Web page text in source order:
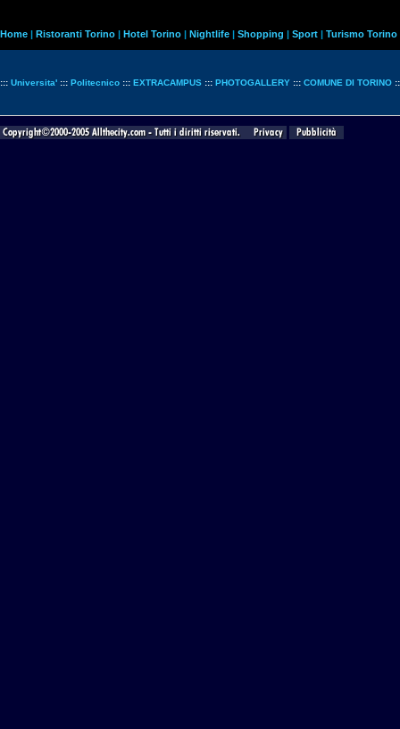
Home | Ristoranti Torino | Hotel Torino | Nightlife | Shopping | Sport | Turismo Torino
::: Universita' ::: Politecnico ::: EXTRACAMPUS ::: PHOTOGALLERY ::: COMUNE DI TORINO